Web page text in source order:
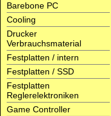
Barebone PC
Cooling
Drucker
Verbrauchsmaterial
Festplatten / intern
Festplatten / SSD
Festplatten
Reglerelektroniken
Game Controller